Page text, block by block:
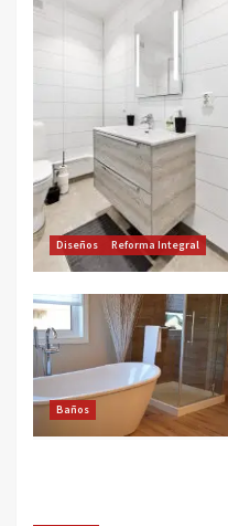
Diseños Reforma Integral
Baños